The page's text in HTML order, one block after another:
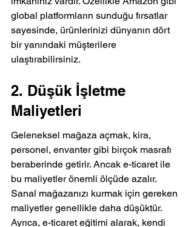
global platformların sunduğu fırsatlar
sayesinde, ürünlerinizi dünyanın dört
bir yanındaki müşterilere
ulaştırabilirsiniz.
2. Düşük İşletme
Maliyetleri
Geleneksel mağaza açmak, kira,
personel, envanter gibi birçok masrafı
beraberinde getirir. Ancak e-ticaret ile
bu maliyetler önemli ölçüde azalır.
Sanal mağazanızı kurmak için gereken
maliyetler genellikle daha düşüktür.
Ayrıca, e-ticaret eğitimi alarak, kendi